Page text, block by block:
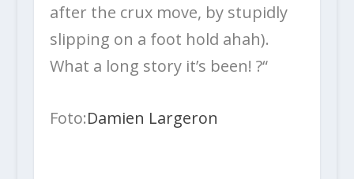
after the crux move, by stupidly
slipping on a foot hold ahah).
What a long story it’s been! ?“
Foto:Damien Largeron